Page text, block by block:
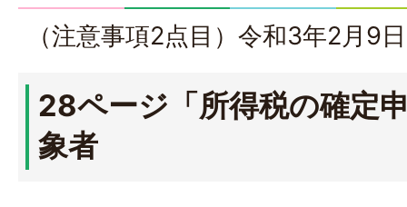
（注意事項2点目）令和3年2月9日
28ページ「所得税の確定
象者